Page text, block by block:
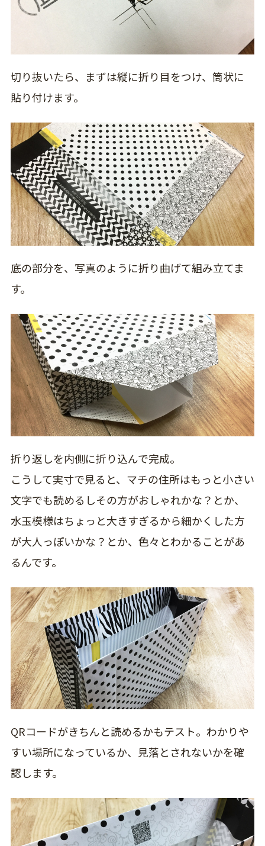
切り抜いたら、まずは縦に折り目をつけ、筒状に
貼り付けます。
底の部分を、写真のように折り曲げて組み立てま
す。
折り返しを内側に折り込んで完成。
こうして実寸で見ると、マチの住所はもっと小さい
文字でも読めるしその方がおしゃれかな？とか、
水玉模様はちょっと大きすぎるから細かくした方
が大人っぽいかな？とか、色々とわかることがあ
るんです。
QRコードがきちんと読めるかもテスト。 わかりや
すい場所になっているか、見落とされないかを確
認します。